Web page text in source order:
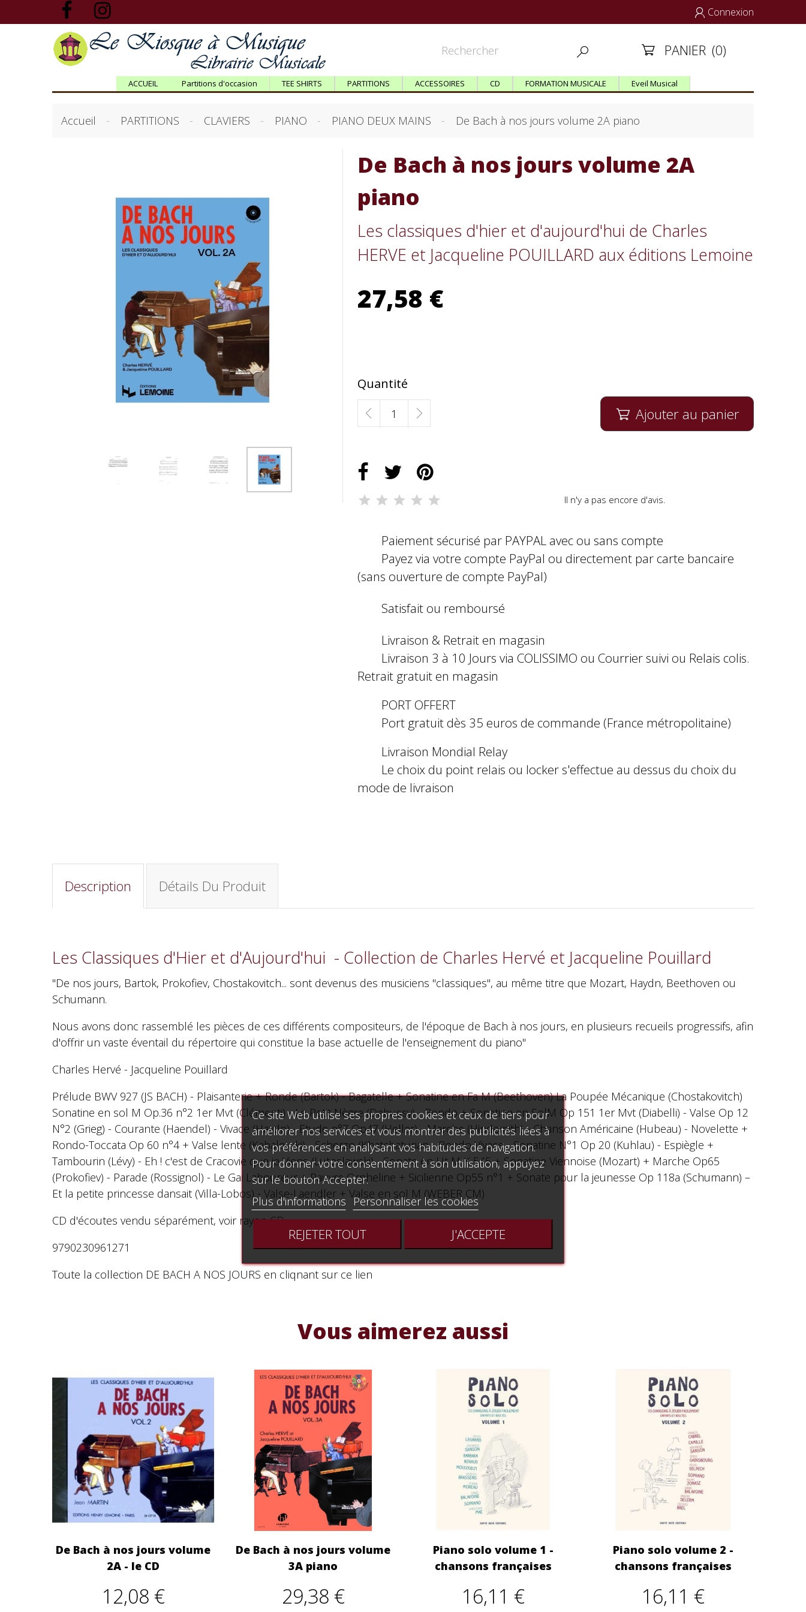
 Connexion
  PANIER (0)
ACCUEIL Partitions d'occasion TEE SHIRTS PARTITIONS ACCESSOIRES CD FORMATION MUSICALE Eveil Musical
Accueil PARTITIONS CLAVIERS PIANO PIANO DEUX MAINS De Bach à nos jours volume 2A piano
De Bach à nos jours volume 2A
piano
Les classiques d'hier et d'aujourd'hui de Charles
HERVE et Jacqueline POUILLARD aux éditions Lemoine
27,58 €
Quantité
 Ajouter au panier
Il n'y a pas encore d'avis.
Paiement sécurisé par PAYPAL avec ou sans compte
Payez via votre compte PayPal ou directement par carte bancaire
(sans ouverture de compte PayPal)
Satisfait ou remboursé
Livraison & Retrait en magasin
Livraison 3 à 10 Jours via COLISSIMO ou Courrier suivi ou Relais colis.
Retrait gratuit en magasin
PORT OFFERT
Port gratuit dès 35 euros de commande (France métropolitaine)
Livraison Mondial Relay
Le choix du point relais ou locker s'effectue au dessus du choix du
mode de livraison
Description Détails Du Produit
Les Classiques d'Hier et d'Aujourd'hui - Collection de Charles Hervé et Jacqueline Pouillard
"De nos jours, Bartok, Prokofiev, Chostakovitch... sont devenus des musiciens "classiques", au même titre que Mozart, Haydn, Beethoven ou
Schumann.
Nous avons donc rassemblé les pièces de ces différents compositeurs, de l'époque de Bach à nos jours, en plusieurs recueils progressifs, afin
d'offrir un vaste éventail du répertoire qui constitue la base actuelle de l'enseignement du piano"
Charles Hervé - Jacqueline Pouillard
Prélude BWV 927 (JS BACH) - Plaisanterie + Ronde (Bartok) - Bagatelle + Sonatine en Fa M (Beethoven) La Poupée Mécanique (Chostakovitch)
Sonatine en sol M Op.36 n°2 1er Mvt (Clémenti) - Le Petit Nègre (Debussy) - Rondo + Sonatine en SolM Op 151 1er Mvt (Diabelli) - Valse Op 12
N°2 (Grieg) - Courante (Haendel) - Vivace (Haydn) - Etude n°7 Op47 (Heller) - Marche (Hindemith) - Chanson Américaine (Hubeau) - Novelette +
Rondo-Toccata Op 60 n°4 + Valse lente (Kabalevski) - Scherzo (Khatchaturian - Rondo Vivace - Sonatine N°1 Op 20 (Kuhlau) - Espiègle +
Tambourin (Lévy) - Eh ! c'est de Cracovie que je Viens (Lutoslawski) - Sonate en Ut M K 545 + Sonatine Viennoise (Mozart) + Marche Op65
(Prokofiev) - Parade (Rossignol) - Le Gai Laboureur + Pauvre Orpheline + Sicilienne Op55 n°1 + Sonate pour la jeunesse Op 118a (Schumann) –
Et la petite princesse dansait (Villa-Lobos) - Valse-Laendler + Valse en sol M (WEBER CM)
CD d'écoutes vendu séparément, voir rayon CD
9790230961271
Toute la collection DE BACH A NOS JOURS en cliqnant sur ce lien
Vous aimerez aussi
De Bach à nos jours volume
2A - le CD
12,08 €
De Bach à nos jours volume
3A piano
29,38 €
Piano solo volume 1 -
chansons françaises
16,11 €
Piano solo volume 2 -
chansons françaises
16,11 €
Ce site Web utilise ses propres cookies et ceux de tiers pour
améliorer nos services et vous montrer des publicités liées à
vos préférences en analysant vos habitudes de navigation.
Pour donner votre consentement à son utilisation, appuyez
sur le bouton Accepter.
Plus d'informations Personnaliser les cookies
REJETER TOUT J'ACCEPTE